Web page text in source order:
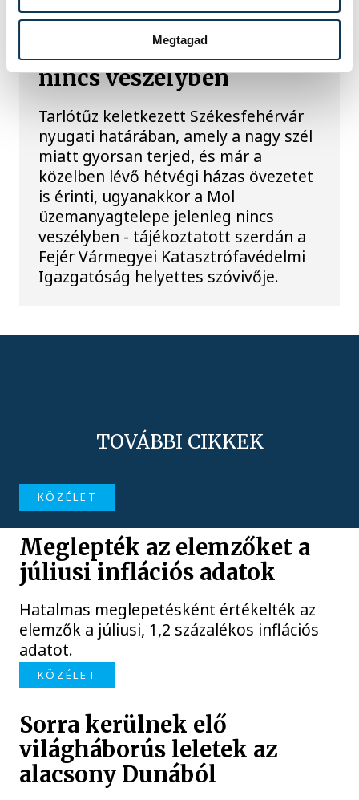
Megtagad
övezetre is átterjedt, a
MOL-telep jelenleg
nincs veszélyben
Tarlótűz keletkezett Székesfehérvár
nyugati határában, amely a nagy szél
miatt gyorsan terjed, és már a
közelben lévő hétvégi házas övezetet
is érinti, ugyanakkor a Mol
üzemanyagtelepe jelenleg nincs
veszélyben - tájékoztatott szerdán a
Fejér Vármegyei Katasztrófavédelmi
Igazgatóság helyettes szóvivője.
TOVÁBBI CIKKEK
KÖZÉLET
Meglepték az elemzőket a
júliusi inflációs adatok
Hatalmas meglepetésként értékelték az
elemzők a júliusi, 1,2 százalékos inflációs
adatot.
KÖZÉLET
Sorra kerülnek elő
világháborús leletek az
alacsony Dunából